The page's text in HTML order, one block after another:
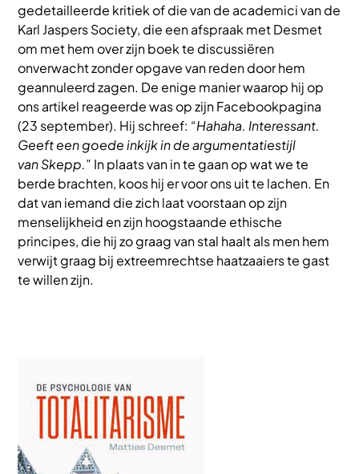
gedetailleerde kritiek of die van de academici van de
Karl Jaspers Society, die een afspraak met Desmet
om met hem over zijn boek te discussiëren
onverwacht zonder opgave van reden door hem
geannuleerd zagen. De enige manier waarop hij op
ons artikel reageerde was op zijn Facebookpagina
(23 september). Hij schreef: “Hahaha. Interessant.
Geeft een goede inkijk in de argumentatiestijl
van Skepp.” In plaats van in te gaan op wat we te
berde brachten, koos hij er voor ons uit te lachen. En
dat van iemand die zich laat voorstaan op zijn
menselijkheid en zijn hoogstaande ethische
principes, die hij zo graag van stal haalt als men hem
verwijt graag bij extreemrechtse haatzaaiers te gast
te willen zijn.